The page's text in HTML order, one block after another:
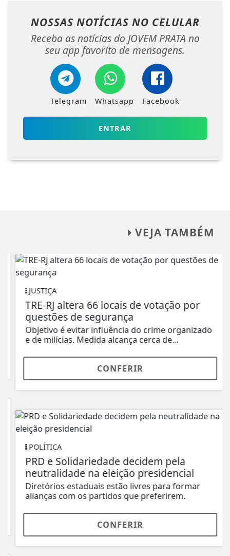
NOSSAS NOTÍCIAS NO CELULAR
Receba as notícias do JOVEM PRATA no
seu app favorito de mensagens.
Telegram Whatsapp Facebook
ENTRAR
VEJA TAMBÉM
JUSTIÇA
TRE-RJ altera 66 locais de votação por
questões de segurança
Objetivo é evitar influência do crime organizado
e de milícias. Medida alcança cerca de...
CONFERIR
POLÍTICA
PRD e Solidariedade decidem pela
neutralidade na eleição presidencial
Diretórios estaduais estão livres para formar
alianças com os partidos que preferirem.
CONFERIR